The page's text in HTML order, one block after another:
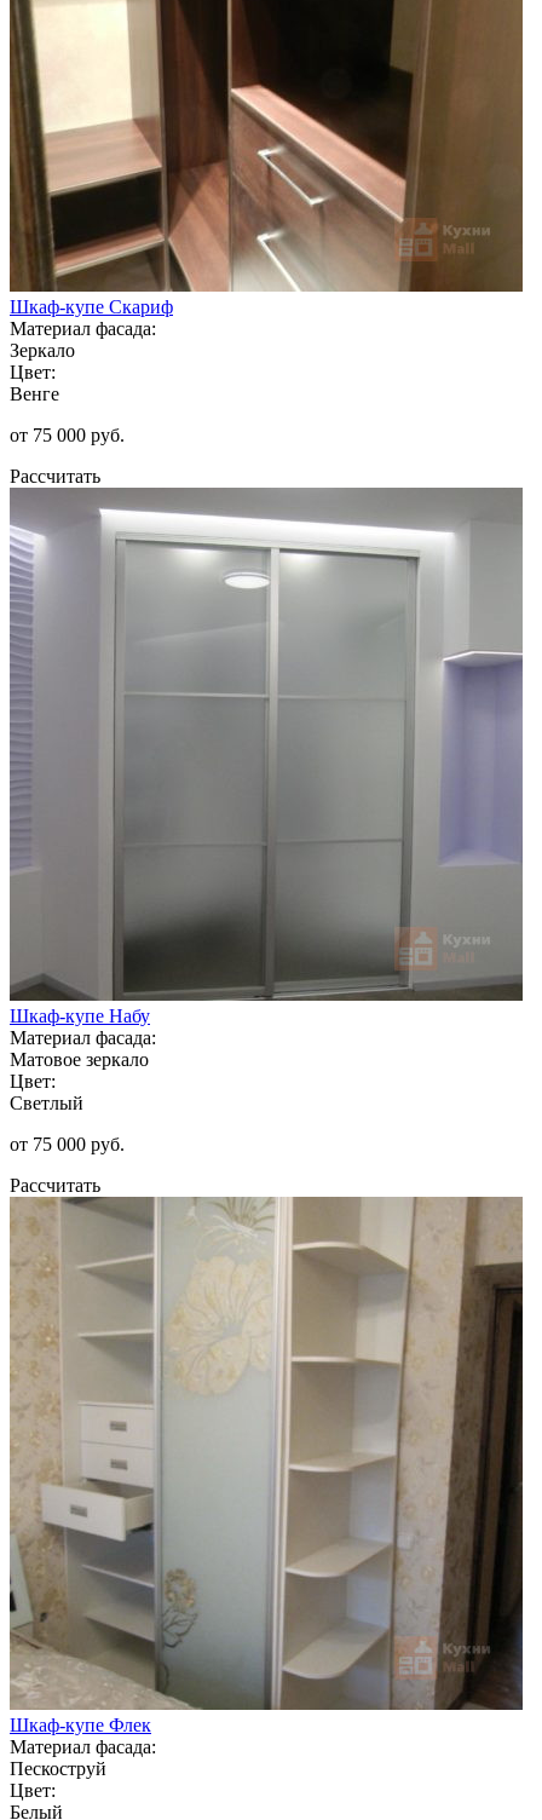
Шкаф-купе Скариф
Материал фасада:
Зеркало
Цвет:
Венге
от 75 000 руб.
Рассчитать
Шкаф-купе Набу
Материал фасада:
Матовое зеркало
Цвет:
Светлый
от 75 000 руб.
Рассчитать
Шкаф-купе Флек
Материал фасада:
Пескоструй
Цвет:
Белый